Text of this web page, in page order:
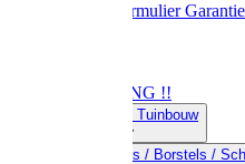
Retourformulier
OPRUIMING !!
01) Land-& Tuinbouw
02) Bezems / Borstels /